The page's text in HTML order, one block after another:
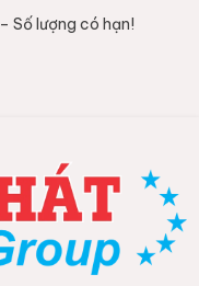
Số lượng có hạn!